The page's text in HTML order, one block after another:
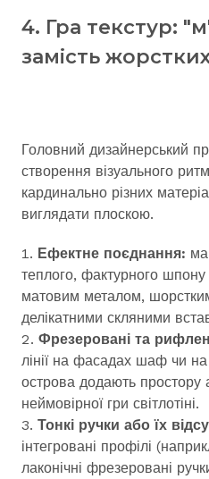
4. Гра текстур:
замість жорстких
Головний дизайнерський
створення візуального
кардинально різних
виглядати плоскою.
Ефектне поєднання:
теплого, фактурного
матовим металом,
делікатними скляними
Фрезеровані та
лінії на фасадах шаф чи на
острова додають простору
неймовірної гри світлотіні.
Тонкі ручки або їх
інтегровані профілі
лаконічні фрезеровані